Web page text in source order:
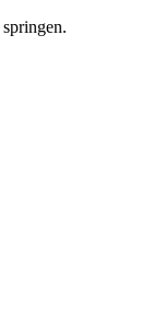
springen.